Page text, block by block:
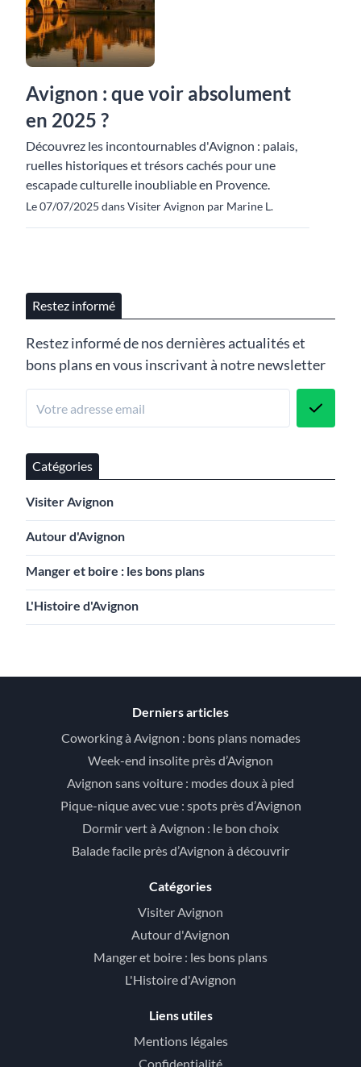
Avignon : que voir absolument
en 2025 ?
Découvrez les incontournables d'Avignon : palais,
ruelles historiques et trésors cachés pour une
escapade culturelle inoubliable en Provence.
Le 07/07/2025 dans Visiter Avignon par Marine L.
Restez informé
Restez informé de nos dernières actualités et
bons plans en vous inscrivant à notre newsletter
Catégories
Visiter Avignon
Autour d'Avignon
Manger et boire : les bons plans
L'Histoire d'Avignon
Derniers articles
Coworking à Avignon : bons plans nomades
Week-end insolite près d’Avignon
Avignon sans voiture : modes doux à pied
Pique-nique avec vue : spots près d’Avignon
Dormir vert à Avignon : le bon choix
Balade facile près d’Avignon à découvrir
Catégories
Visiter Avignon
Autour d'Avignon
Manger et boire : les bons plans
L'Histoire d'Avignon
Liens utiles
Mentions légales
Confidentialité